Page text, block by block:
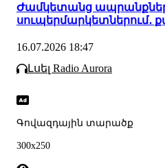
Ժամկետանց
16.07.2026 18:47
Լսել Radio Aurora
Գովազդային տարածք
300x250